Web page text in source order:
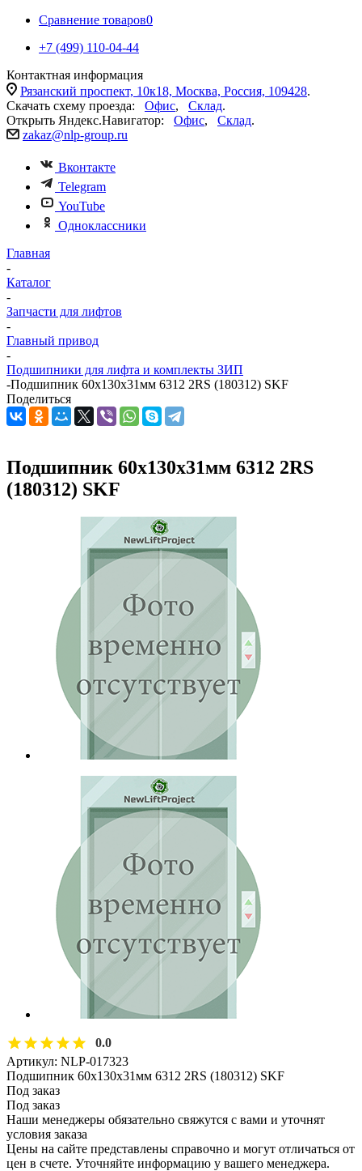
Сравнение товаров0
+7 (499) 110-04-44
Контактная информация
Рязанский проспект, 10к18, Москва, Россия, 109428.
Скачать схему проезда: Офис, Склад.
Открыть Яндекс.Навигатор: Офис, Склад.
zakaz@nlp-group.ru
Вконтакте
Telegram
YouTube
Одноклассники
Главная
-
Каталог
-
Запчасти для лифтов
-
Главный привод
-
Подшипники для лифта и комплекты ЗИП
-Подшипник 60х130х31мм 6312 2RS (180312) SKF
Поделиться
Подшипник 60х130х31мм 6312 2RS
(180312) SKF
0.0
Артикул: NLP-017323
Подшипник 60х130х31мм 6312 2RS (180312) SKF
Под заказ
Под заказ
Наши менеджеры обязательно свяжутся с вами и уточнят
условия заказа
Цены на сайте представлены справочно и могут отличаться от
цен в счете. Уточняйте информацию у вашего менеджера.